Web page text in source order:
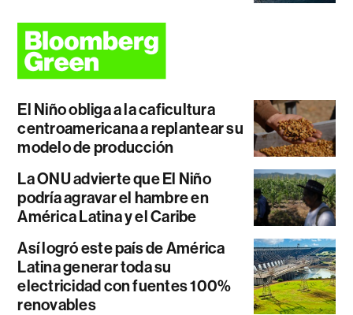
El Niño obliga a la caficultura
centroamericana a replantear su
modelo de producción
La ONU advierte que El Niño
podría agravar el hambre en
América Latina y el Caribe
Así logró este país de América
Latina generar toda su
electricidad con fuentes 100%
renovables